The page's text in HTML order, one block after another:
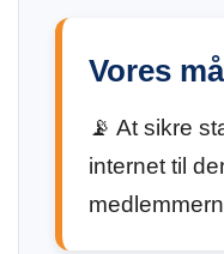
Vores
📡 At sikre
internet til